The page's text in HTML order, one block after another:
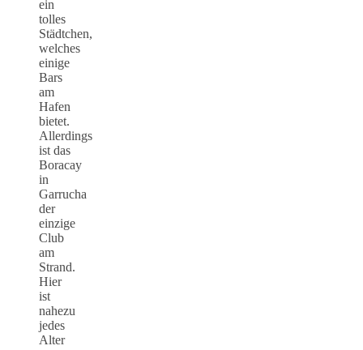
ein
tolles
Städtchen,
welches
einige
Bars
am
Hafen
bietet.
Allerdings
ist das
Boracay
in
Garrucha
der
einzige
Club
am
Strand.
Hier
ist
nahezu
jedes
Alter